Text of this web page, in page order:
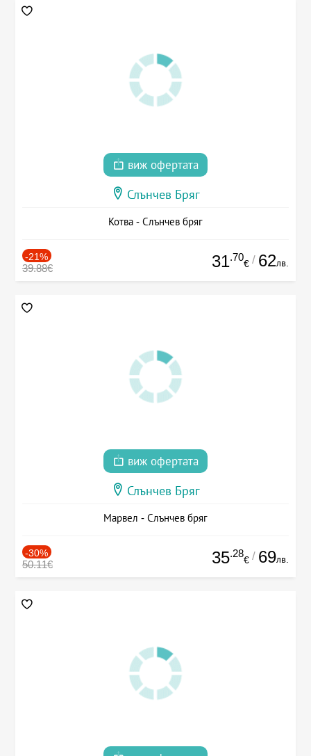
виж офертата
Слънчев Бряг
Котва - Слънчев бряг
-21%
39.88€ 31.70
€ / 62лв.
виж офертата
Слънчев Бряг
Марвел - Слънчев бряг
-30%
50.11€ 35.28
€ / 69лв.